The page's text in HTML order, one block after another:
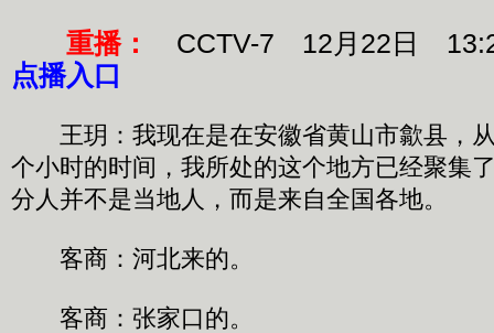
重播：
CCTV-7 12月22日
点播入口
王玥：我现在是在安徽省黄山市歙县，
个小时的时间，我所处的这个地方已经聚集
分人并不是当地人，而是来自全国各地。
客商：河北来的。
客商：张家口的。